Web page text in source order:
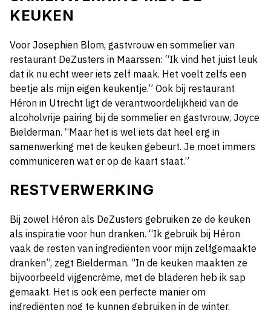
KEUKEN
Voor Josephien Blom, gastvrouw en sommelier van
restaurant DeZusters in Maarssen: “Ik vind het juist leuk
dat ik nu echt weer iets zelf maak. Het voelt zelfs een
beetje als mijn eigen keukentje.” Ook bij restaurant
Héron in Utrecht ligt de verantwoordelijkheid van de
alcoholvrije pairing bij de sommelier en gastvrouw, Joyce
Bielderman. “Maar het is wel iets dat heel erg in
samenwerking met de keuken gebeurt. Je moet immers
communiceren wat er op de kaart staat.”
RESTVERWERKING
Bij zowel Héron als DeZusters gebruiken ze de keuken
als inspiratie voor hun dranken. “Ik gebruik bij Héron
vaak de resten van ingrediënten voor mijn zelfgemaakte
dranken”, zegt Bielderman. “In de keuken maakten ze
bijvoorbeeld vijgencrème, met de bladeren heb ik sap
gemaakt. Het is ook een perfecte manier om
ingrediënten nog te kunnen gebruiken in de winter.